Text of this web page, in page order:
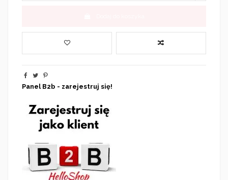
Panel B2b - zarejestruj się!